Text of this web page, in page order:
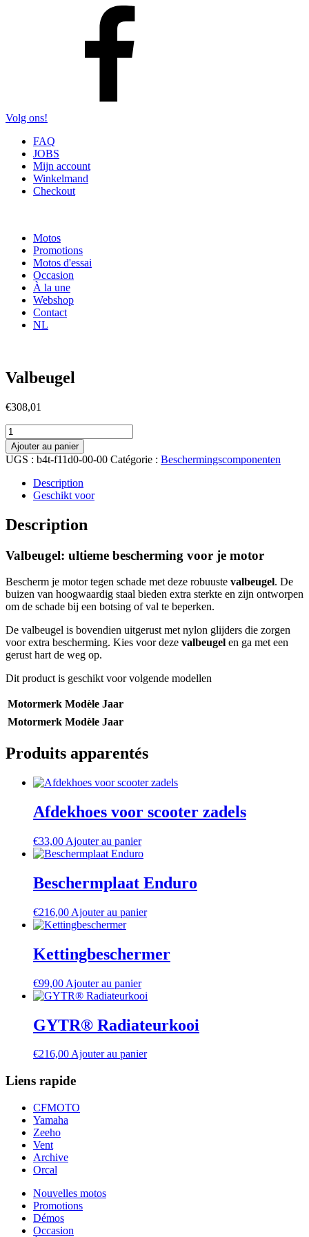
Volg ons!
FAQ
JOBS
Mijn account
Winkelmand
Checkout
Motos
Promotions
Motos d'essai
Occasion
À la une
Webshop
Contact
NL
Valbeugel
€308,01
quantité
de
Valbeugel
Ajouter au panier
UGS : b4t-f11d0-00-00 Catégorie : Beschermingscomponenten
Description
Geschikt voor
Description
Valbeugel: ultieme bescherming voor je motor
Bescherm je motor tegen schade met deze robuuste valbeugel. De
buizen van hoogwaardig staal bieden extra sterkte en zijn ontworpen
om de schade bij een botsing of val te beperken.
De valbeugel is bovendien uitgerust met nylon glijders die zorgen
voor extra bescherming. Kies voor deze valbeugel en ga met een
gerust hart de weg op.
Dit product is geschikt voor volgende modellen
Motormerk Modèle Jaar
Motormerk Modèle Jaar
Produits apparentés
Afdekhoes voor scooter zadels
€33,00 Ajouter au panier
Beschermplaat Enduro
€216,00 Ajouter au panier
Kettingbeschermer
€99,00 Ajouter au panier
GYTR® Radiateurkooi
€216,00Ajouter au panier
Liens rapide
CFMOTO
Yamaha
Zeeho
Vent
Archive
Orcal
Nouvelles motos
Promotions
Démos
Occasion